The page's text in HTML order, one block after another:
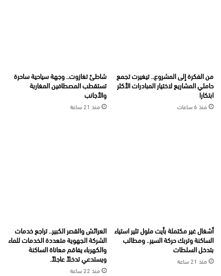
من الفكرة إلى المشروع.. تيغيرت تجمع
حاملي المشاريع لاختيار المبادرات الأكثر
ابتكارا
منذ 6 ساعات
شاطئ تغازوت.. وجهة سياحية ساحرة
تستقطب المصطافين المغاربة
والأجانب
منذ 21 ساعة
أشغال غير مكتملة بأيت ملول تثير استياء
الساكنة وتربك حركة السير.. ومطالب
بتدخل السلطات
منذ 21 ساعة
العرائش والقصر الكبير.. تراجع خدمات
الشركة الجهوية متعددة الخدمات للماء
والكهرباء يفاقم معاناة الساكنة
ويستدعي تدخلاً عاجلاً.
منذ 22 ساعة